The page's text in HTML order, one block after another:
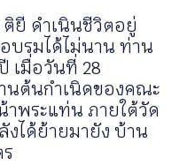
ยี ดำเนินชีวิตอยู่
บรมได้ไม่นาน ท่าน
เมื่อวันที่ 28
นต้นกำเนิดของคณะ
พระแท่น ภายใต้วัด
ได้ย้ายมายัง บ้าน